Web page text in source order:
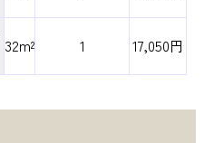
32m² 1 17,050円